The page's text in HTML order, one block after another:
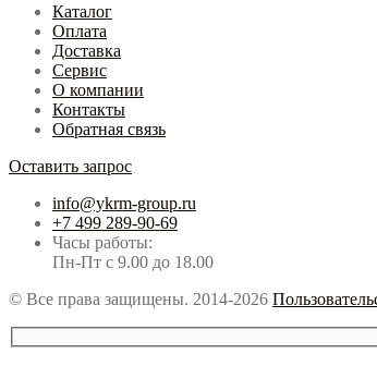
Каталог
Оплата
Доставка
Сервис
О компании
Контакты
Обратная связь
Оставить запрос
info@ykrm-group.ru
+7 499 289-90-69
Часы работы:
Пн-Пт с 9.00 до 18.00
© Все права защищены. 2014-2026